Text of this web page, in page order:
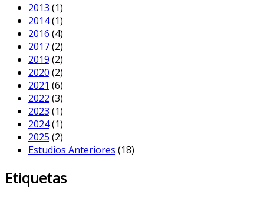
2013 (1)
2014(1)
2016 (4)
2017(2)
2019 (2)
2020 (2)
2021 (6)
2022 (3)
2023 (1)
2024(1)
2025 (2)
Estudios Anteriores (18)
Etiquetas